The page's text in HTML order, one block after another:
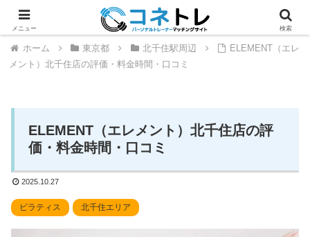
ホーム 東京都 北千住駅周辺
ELEMENT（エレ
メント）北千住店の評価・料金時間・口コミ
ELEMENT（エレメント）北千住店の評
価・料金時間・口コミ
2025.10.27
ピラティス 北千住エリア
メニュー 検索